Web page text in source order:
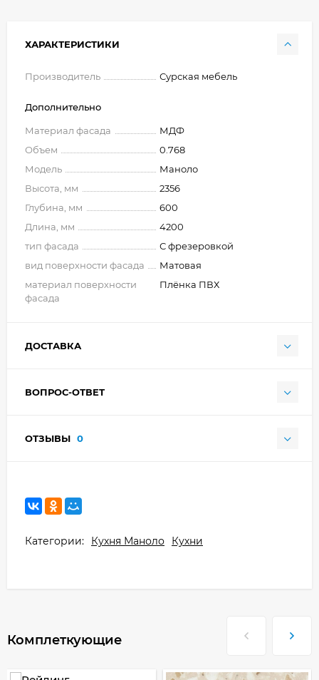
ХАРАКТЕРИСТИКИ
Производитель Сурская мебель
Дополнительно
Материал фасада
МДФ
Объем
0.768
Модель
Маноло
Высота, мм
2356
Глубина, мм
600
Длина, мм
4200
тип фасада
С фрезеровкой
вид поверхности фасада
Матовая
материал поверхности
фасада
Плёнка ПВХ
ДОСТАВКА
ВОПРОС-ОТВЕТ
ОТЗЫВЫ 0
Категории: Кухня Маноло Кухни
Комплеткующие